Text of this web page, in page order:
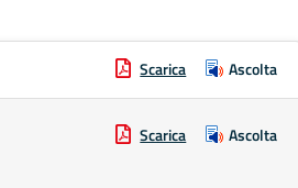
Scarica Ascolta
Scarica Ascolta